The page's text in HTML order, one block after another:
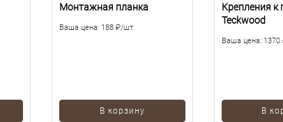
Монтажная планка
Ваша цена: 188 ₽/шт.
В корзину
Крепления к
Teckwood
Ваша цена: 1370
В